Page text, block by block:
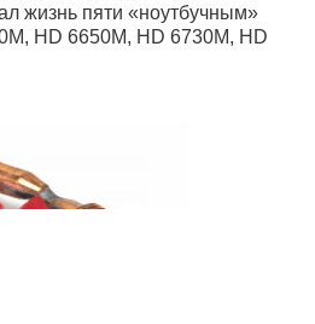
жизнь пяти «ноутбучным»
HD 6650M, HD 6730M, HD